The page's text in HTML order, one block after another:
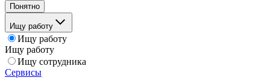
Понятно
Ищу работу
Ищу работу
Ищу работу
Ищу сотрудника
Сервисы